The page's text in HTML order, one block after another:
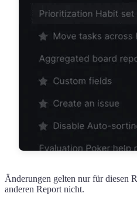
Änderungen gelten nur für diesen
anderen Report nicht.